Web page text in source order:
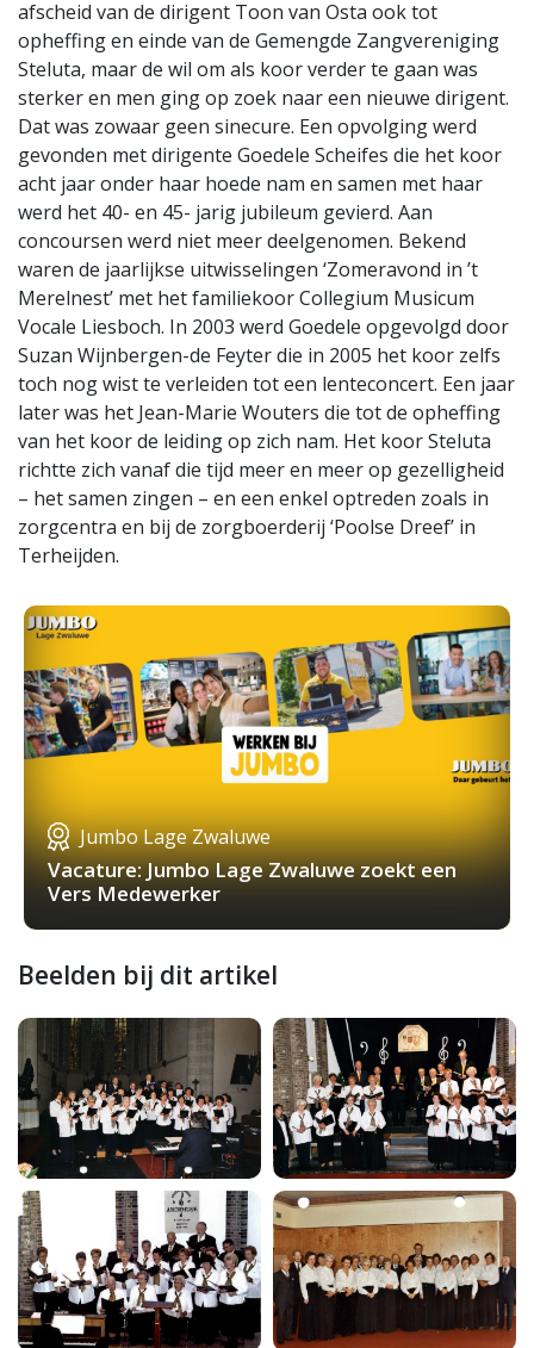
afscheid van de dirigent Toon van Osta ook tot
opheffing en einde van de Gemengde Zangvereniging
Steluta, maar de wil om als koor verder te gaan was
sterker en men ging op zoek naar een nieuwe dirigent.
Dat was zowaar geen sinecure. Een opvolging werd
gevonden met dirigente Goedele Scheifes die het koor
acht jaar onder haar hoede nam en samen met haar
werd het 40- en 45- jarig jubileum gevierd. Aan
concoursen werd niet meer deelgenomen. Bekend
waren de jaarlijkse uitwisselingen ‘Zomeravond in ’t
Merelnest’ met het familiekoor Collegium Musicum
Vocale Liesboch. In 2003 werd Goedele opgevolgd door
Suzan Wijnbergen-de Feyter die in 2005 het koor zelfs
toch nog wist te verleiden tot een lenteconcert. Een jaar
later was het Jean-Marie Wouters die tot de opheffing
van het koor de leiding op zich nam. Het koor Steluta
richtte zich vanaf die tijd meer en meer op gezelligheid
– het samen zingen – en een enkel optreden zoals in
zorgcentra en bij de zorgboerderij ‘Poolse Dreef’ in
Terheijden.
Jumbo Lage Zwaluwe
Vacature: Jumbo Lage Zwaluwe zoekt een
Vers Medewerker
Beelden bij dit artikel